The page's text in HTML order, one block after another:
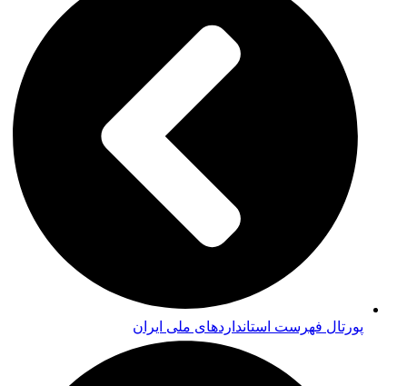
پورتال فهرست استانداردهای ملی ایران